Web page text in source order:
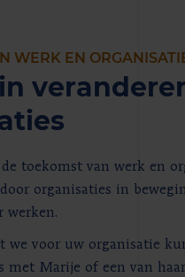
WERK EN
toekomst van werk en
organisaties in
werken.
we voor uw organisatie
met Marije of een van haar